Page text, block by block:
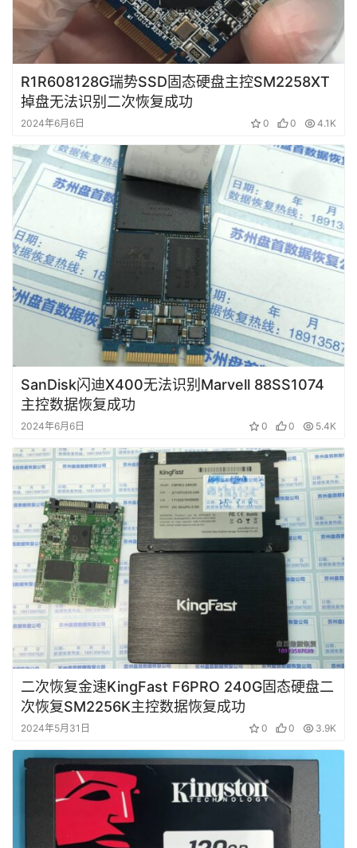
R1R608128G瑞势SSD固态硬盘主控SM2258XT
掉盘无法识别二次恢复成功
2024年6月6日 0 0 4.1K
SanDisk闪迪X400无法识别Marvell 88SS1074
主控数据恢复成功
2024年6月6日 0 0 5.4K
二次恢复金速KingFast F6PRO 240G固态硬盘二
次恢复SM2256K主控数据恢复成功
2024年5月31日 0 0 3.9K